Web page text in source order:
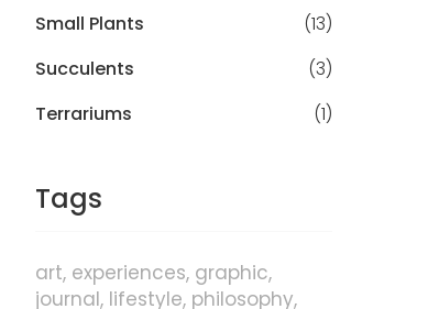
Small Plants
(13)
Succulents
(3)
Terrariums
(1)
Tags
art experiences graphic
journal lifestyle philosophy